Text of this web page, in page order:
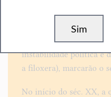
A atividade vitivinícola
ciclicamente por
de épocas de
instabilidade política e
a filoxera), marcarão o
No início do séc. XX, a
Sim